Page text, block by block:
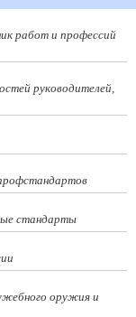
работ и профессий
руководителей,
стандарты
оружия и